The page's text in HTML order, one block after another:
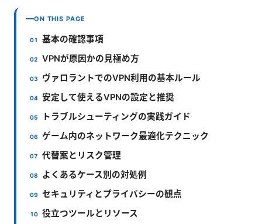
ON THIS PAGE
基本の確認事項
VPNが原因かの見極め方
ヴァロラントでのVPN利用の基本ルール
安定して使えるVPNの設定と推奨
トラブルシューティングの実践ガイド
ゲーム内のネットワーク最適化テクニック
代替案とリスク管理
よくあるケース別の対処例
セキュリティとプライバシーの観点
役立つツールとリソース